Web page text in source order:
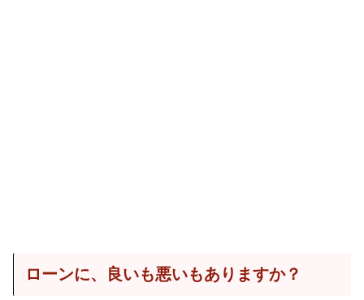
ローンに、良いも悪いもありますか？